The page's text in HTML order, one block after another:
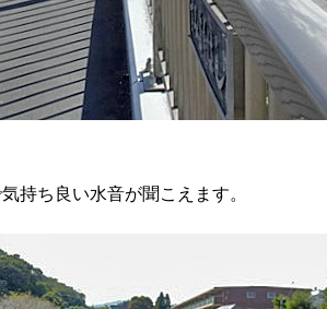
持ち良い水音が聞こえます。